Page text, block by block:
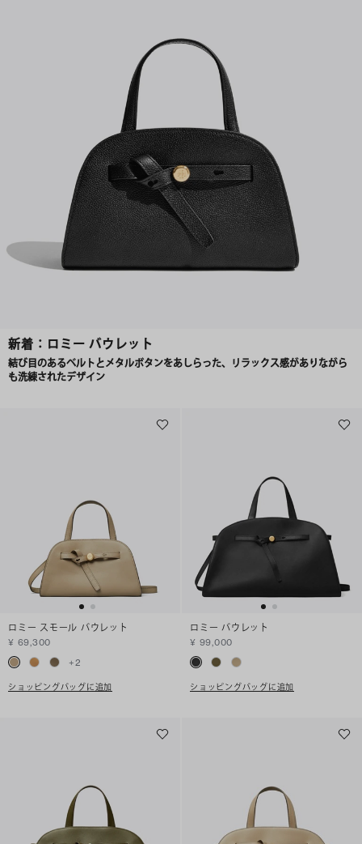
新着：ロミー バウレット
結び目のあるベルトとメタルボタンをあしらった、リラックス感がありながら
も洗練されたデザイン
ロミー スモール バウレット
¥ 69,300
+2
ショッピングバッグに追加
ロミー バウレット
¥ 99,000
ショッピングバッグに追加